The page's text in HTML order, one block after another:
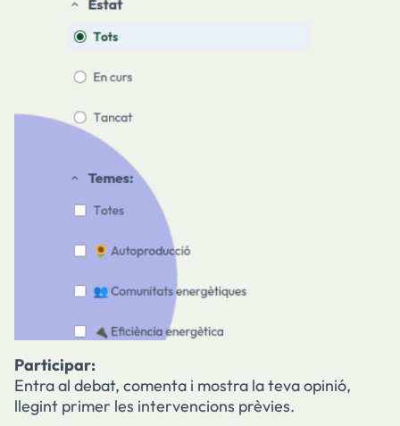
Participar:
Entra al debat, comenta i mostra la teva opinió,
llegint primer les intervencions prèvies.